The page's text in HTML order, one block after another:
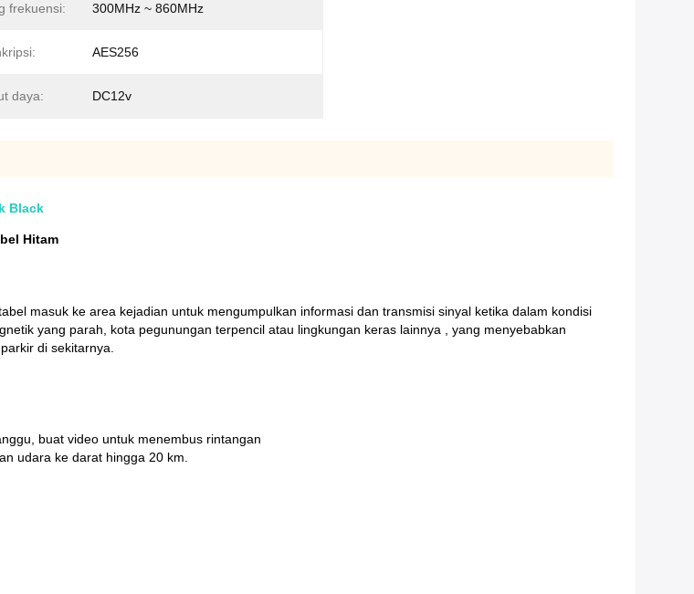
frekuensi: 300MHz ~ 860MHz
AES256
daya: DC12v
Black
Hitam
masuk ke area kejadian untuk mengumpulkan informasi dan transmisi sinyal ketika dalam kondisi
yang parah, kota pegunungan terpencil atau lingkungan keras lainnya , yang menyebabkan
di sekitarnya.
buat video untuk menembus rintangan
udara ke darat hingga 20 km.